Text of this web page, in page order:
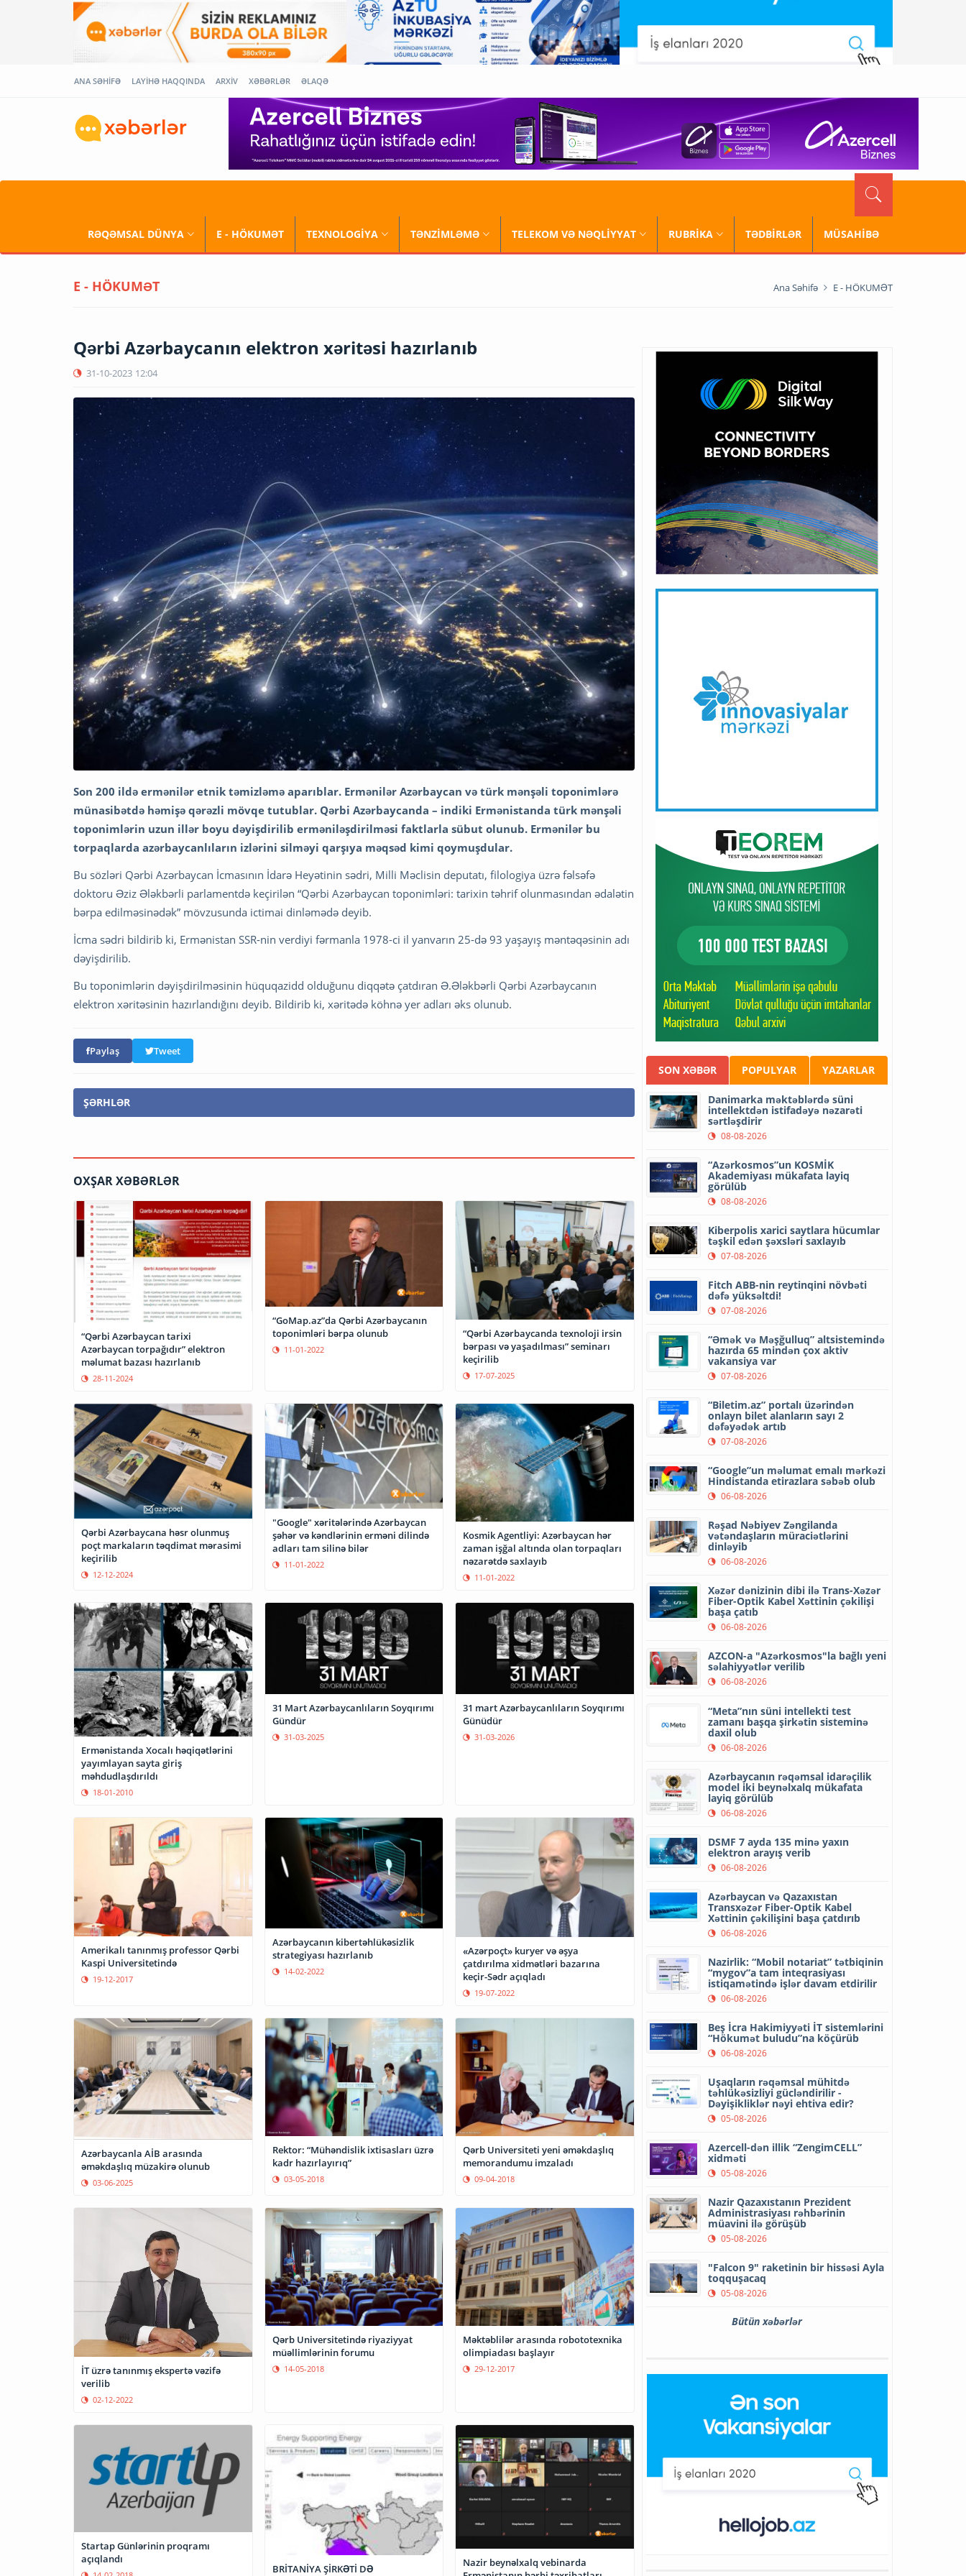
ANA SƏHİFƏ LAYİHƏ HAQQINDA ARXİV XƏBƏRLƏR ƏLAQƏ
RƏQƏMSAL DÜNYA E - HÖKUMƏT TEXNOLOGİYA TƏNZİMLƏMƏ TELEKOM VƏ NƏQLİYYAT RUBRİKA TƏDBİRLƏR MÜSAHİBƏ
E - HÖKUMƏT Ana Səhifə E - HÖKUMƏT
Qərbi Azərbaycanın elektron xəritəsi hazırlanıb
31-10-2023 12:04
Son 200 ildə ermənilər etnik təmizləmə aparıblar. Ermənilər Azərbaycan və türk mənşəli toponimlərə
münasibətdə həmişə qərəzli mövqe tutublar. Qərbi Azərbaycanda – indiki Ermənistanda türk mənşəli
toponimlərin uzun illər boyu dəyişdirilib erməniləşdirilməsi faktlarla sübut olunub. Ermənilər bu
torpaqlarda azərbaycanlıların izlərini silməyi qarşıya məqsəd kimi qoymuşdular.
Bu sözləri Qərbi Azərbaycan İcmasının İdarə Heyətinin sədri, Milli Məclisin deputatı, filologiya üzrə fəlsəfə
doktoru Əziz Ələkbərli parlamentdə keçirilən “Qərbi Azərbaycan toponimləri: tarixin təhrif olunmasından ədalətin
bərpa edilməsinədək” mövzusunda ictimai dinləmədə deyib.
İcma sədri bildirib ki, Ermənistan SSR-nin verdiyi fərmanla 1978-ci il yanvarın 25-də 93 yaşayış məntəqəsinin adı
dəyişdirilib.
Bu toponimlərin dəyişdirilməsinin hüquqazidd olduğunu diqqətə çatdıran Ə.Ələkbərli Qərbi Azərbaycanın
elektron xəritəsinin hazırlandığını deyib. Bildirib ki, xəritədə köhnə yer adları əks olunub.
Paylaş Tweet
ŞƏRHLƏR
OXŞAR XƏBƏRLƏR
“Qərbi Azərbaycan tarixi
Azərbaycan torpağıdır” elektron
məlumat bazası hazırlanıb
28-11-2024
“GoMap.az”da Qərbi Azərbaycanın
toponimləri bərpa olunub
11-01-2022
“Qərbi Azərbaycanda texnoloji irsin
bərpası və yaşadılması” seminarı
keçirilib
17-07-2025
Qərbi Azərbaycana həsr olunmuş
poçt markaların təqdimat mərasimi
keçirilib
12-12-2024
"Google" xəritələrində Azərbaycan
şəhər və kəndlərinin erməni dilində
adları tam silinə bilər
11-01-2022
Kosmik Agentliyi: Azərbaycan hər
zaman işğal altında olan torpaqları
nəzarətdə saxlayıb
11-01-2022
Ermənistanda Xocalı həqiqətlərini
yayımlayan sayta giriş
məhdudlaşdırıldı
18-01-2010
31 Mart Azərbaycanlıların Soyqırımı
Gündür
31-03-2025
31 mart Azərbaycanlıların Soyqırımı
Günüdür
31-03-2026
Amerikalı tanınmış professor Qərbi
Kaspi Universitetində
19-12-2017
Azərbaycanın kibertəhlükəsizlik
strategiyası hazırlanıb
14-02-2022
«Azərpoçt» kuryer və əşya
çatdırılma xidmətləri bazarına
keçir-Sədr açıqladı
19-07-2022
Azərbaycanla AİB arasında
əməkdaşlıq müzakirə olunub
03-06-2025
Rektor: “Mühəndislik ixtisasları üzrə
kadr hazırlayırıq”
03-05-2018
Qərb Universiteti yeni əməkdaşlıq
memorandumu imzaladı
09-04-2018
İT üzrə tanınmış ekspertə vəzifə
verilib
02-12-2022
Qərb Universitetində riyaziyyat
müəllimlərinin forumu
14-05-2018
Məktəblilər arasında robototexnika
olimpiadası başlayır
29-12-2017
Startap Günlərinin proqramı
açıqlandı
BRİTANİYA ŞİRKƏTİ DƏ
Nazir beynəlxalq vebinarda
SON XƏBƏR POPULYAR YAZARLAR
Danimarka məktəblərdə süni
intellektdən istifadəyə nəzarəti
sərtləşdirir
08-08-2026
“Azərkosmos”un KOSMİK
Akademiyası mükafata layiq
görülüb
08-08-2026
Kiberpolis xarici saytlara hücumlar
təşkil edən şəxsləri saxlayıb
07-08-2026
Fitch ABB-nin reytinqini növbəti
dəfə yüksəltdi!
07-08-2026
“Əmək və Məşğulluq” altsistemində
hazırda 65 mindən çox aktiv
vakansiya var
07-08-2026
“Biletim.az” portalı üzərindən
onlayn bilet alanların sayı 2
dəfəyədək artıb
07-08-2026
“Google”un məlumat emalı mərkəzi
Hindistanda etirazlara səbəb olub
06-08-2026
Rəşad Nəbiyev Zəngilanda
vətəndaşların müraciətlərini
dinləyib
06-08-2026
Xəzər dənizinin dibi ilə Trans-Xəzər
Fiber-Optik Kabel Xəttinin çəkilişi
başa çatıb
06-08-2026
AZCON-a "Azərkosmos"la bağlı yeni
səlahiyyətlər verilib
06-08-2026
“Meta”nın süni intellekti test
zamanı başqa şirkətin sisteminə
daxil olub
06-08-2026
Azərbaycanın rəqəmsal idarəçilik
model iki beynəlxalq mükafata
layiq görülüb
06-08-2026
DSMF 7 ayda 135 minə yaxın
elektron arayış verib
06-08-2026
Azərbaycan və Qazaxıstan
Transxəzər Fiber-Optik Kabel
Xəttinin çəkilişini başa çatdırıb
06-08-2026
Nazirlik: “Mobil notariat” tətbiqinin
“mygov”a tam inteqrasiyası
istiqamətində işlər davam etdirilir
06-08-2026
Beş İcra Hakimiyyəti İT sistemlərini
“Hökumət buludu”na köçürüb
06-08-2026
Uşaqların rəqəmsal mühitdə
təhlükəsizliyi gücləndirilir -
Dəyişikliklər nəyi ehtiva edir?
05-08-2026
Azercell-dən illik “ZengimCELL”
xidməti
05-08-2026
Nazir Qazaxıstanın Prezident
Administrasiyası rəhbərinin
müavini ilə görüşüb
05-08-2026
"Falcon 9" raketinin bir hissəsi Ayla
toqquşacaq
05-08-2026
Bütün xəbərlər